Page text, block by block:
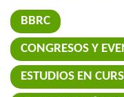
BBRC
CONGRESOS Y
ESTUDIOS EN